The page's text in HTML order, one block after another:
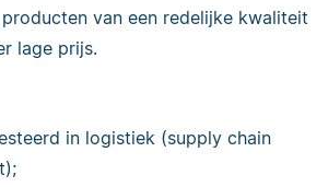
van een redelijke kwaliteit
lage prijs.
in logistiek (supply chain